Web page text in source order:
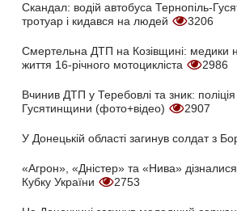
Скандал: водій автобуса Тернопіль-
тротуар і кидався на людей
3206
Смертельна ДТП на Козівщині: медики
життя 16-річного мотоцикліста
2986
Вчинив ДТП у Теребовлі та зник:
Гусятинщини (фото+відео)
2907
У Донецькій області загинув солдат з
«Агрон», «Дністер» та «Нива»
Кубку України
2753